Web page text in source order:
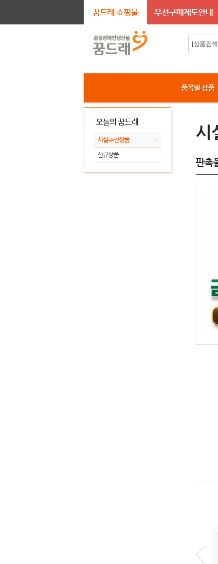
꿈드래 쇼핑몰 우선구매제도안내
품목별 상품
오늘의 꿈드래
시설추천상품
신규상품
시
판촉